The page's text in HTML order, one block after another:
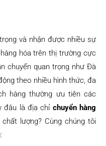
và nhận được nhiều sự
hóa trên thị trường cực
chuyển quan trọng như Đà
theo nhiều hình thức, đa
hàng thường ưu tiên các
đâu là địa chỉ chuyển hàng
chất lượng? Cùng chúng tôi